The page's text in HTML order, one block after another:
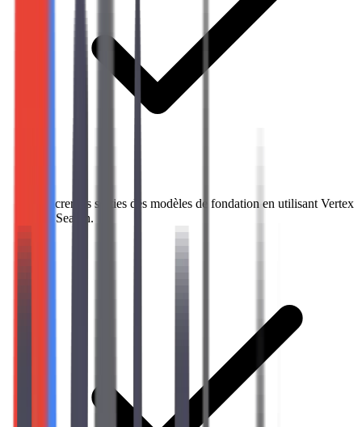
Ancrer les sorties des modèles de fondation en utilisant Vertex
AI Search.